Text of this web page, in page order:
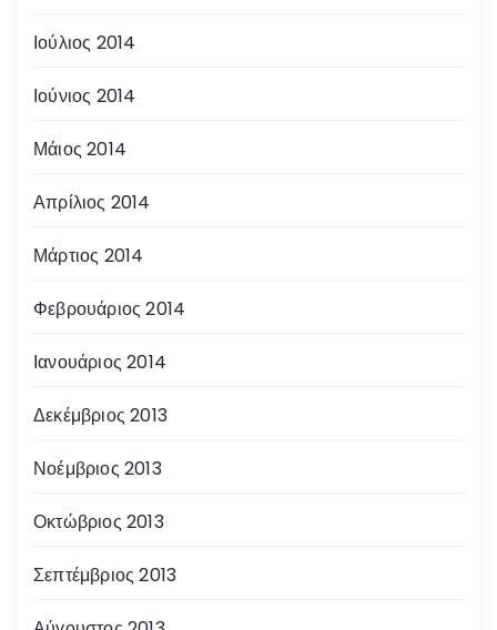
Ιούλιος 2014
Ιούνιος 2014
Μάιος 2014
Απρίλιος 2014
Μάρτιος 2014
Φεβρουάριος 2014
Ιανουάριος 2014
Δεκέμβριος 2013
Νοέμβριος 2013
Οκτώβριος 2013
Σεπτέμβριος 2013